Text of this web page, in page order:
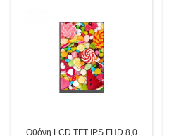
Οθόνη LCD TFT IPS FHD 8,0